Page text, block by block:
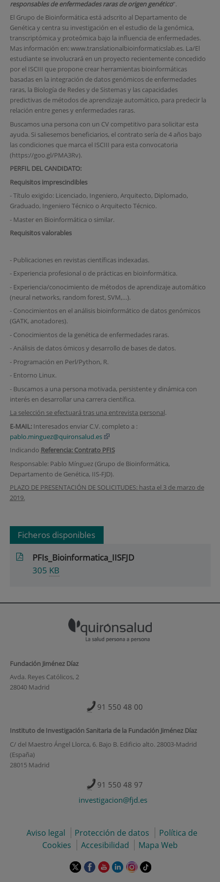
responsables de enfermedades raras de origen genético".
El Grupo de Bioinformática está adscrito al Departamento de
Genética y centra su investigación en el estudio de la genómica,
transcriptómica y proteómica bajo la influencia de enfermedades.
Mas información en: www.translationalbioinformaticslab.es. La/El
estudiante se involucrará en un proyecto recientemente concedido
por el ISCIII que propone crear herramientas bioinformáticas
basadas en la integración de datos genómicos de enfermedades
raras, la Biología de Redes y de Sistemas y las capacidades
predictivas de métodos de aprendizaje automático, para predecir la
relación entre genes y enfermedades raras.
Buscamos una persona con un CV competitivo para solicitar esta
ayuda. Si saliesemos beneficiarios, el contrato sería de 4 años bajo
las condiciones que marca el ISCIII para esta convocatoria
(https://goo.gl/PMA3Rv).
PERFIL DEL CANDIDATO:
Requisitos imprescindibles
- Título exigido: Licenciado, Ingeniero, Arquitecto, Diplomado,
Graduado, Ingeniero Técnico o Arquitecto Técnico.
- Master en Bioinformática o similar.
Requisitos valorables
- Publicaciones en revistas científicas indexadas.
- Experiencia profesional o de prácticas en bioinformática.
- Experiencia/conocimiento de métodos de aprendizaje automático
(neural networks, random forest, SVM,…).
- Conocimientos en el análisis bioinformático de datos genómicos
(GATK, anotadores).
- Conocimientos de la genética de enfermedades raras.
- Análisis de datos ómicos y desarrollo de bases de datos.
- Programación en Perl/Python, R.
- Entorno Linux.
- Buscamos a una persona motivada, persistente y dinámica con
interés en desarrollar una carrera científica.
La selección se efectuará tras una entrevista personal.
E‐MAIL: Interesados enviar C.V. completo a :
pablo.minguez@quironsalud.es
Indicando Referencia: Contrato PFIS
Responsable: Pablo Mínguez (Grupo de Bioinformática,
Departamento de Genética, IIS-FJD).
PLAZO DE PRESENTACIÓN DE SOLICITUDES: hasta el 3 de marzo de
2019.
Ficheros disponibles
PFIs_Bioinformatica_IISFJD
305 KB
Fundación Jiménez Díaz
Avda. Reyes Católicos, 2
28040 Madrid
91 550 48 00
Instituto de Investigación Sanitaria de la Fundación Jiménez Díaz
C/ del Maestro Ángel Llorca, 6. Bajo B. Edificio alto. 28003-Madrid
(España)
28015 Madrid
91 550 48 97
investigacion@fjd.es
Aviso legal Protección de datos
Política de
Cookies
Accesibilidad Mapa Web
EsteEste EsteEsteEsteEnlace